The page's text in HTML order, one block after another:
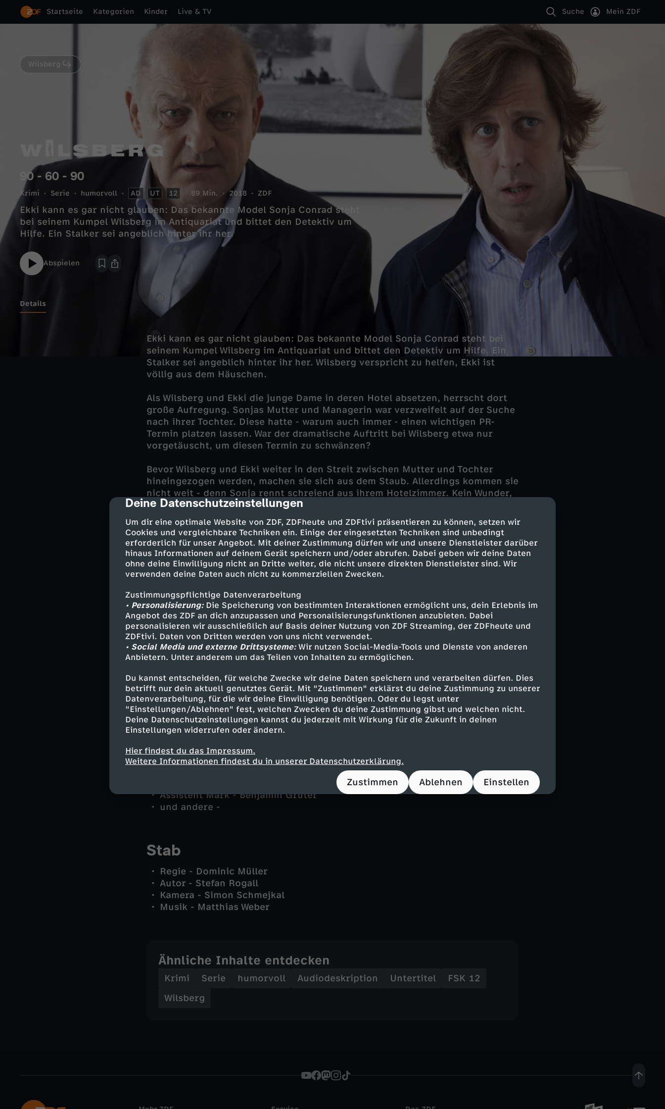
cmp-dialog-description
Deine Datenschutzeinstellungen
Um dir eine optimale Website von ZDF, ZDFheute und ZDFtivi präsentieren zu können, setzen wir
Cookies und vergleichbare Techniken ein. Einige der eingesetzten Techniken sind unbedingt
erforderlich für unser Angebot. Mit deiner Zustimmung dürfen wir und unsere Dienstleister darüber
hinaus Informationen auf deinem Gerät speichern und/oder abrufen. Dabei geben wir deine Daten
ohne deine Einwilligung nicht an Dritte weiter, die nicht unsere direkten Dienstleister sind. Wir
verwenden deine Daten auch nicht zu kommerziellen Zwecken.
Zustimmungspflichtige Datenverarbeitung
• Personalisierung:Die Speicherung von bestimmten Interaktionen ermöglicht uns, dein Erlebnis im
Angebot des ZDF an dich anzupassen und Personalisierungsfunktionen anzubieten. Dabei
personalisieren wir ausschließlich auf Basis deiner Nutzung von ZDF Streaming, der ZDFheute und
ZDFtivi. Daten von Dritten werden von uns nicht verwendet.
• Social Media und externe Drittsysteme:Wir nutzen Social-Media-Tools und Dienste von anderen
Anbietern. Unter anderem um das Teilen von Inhalten zu ermöglichen.
Du kannst entscheiden, für welche Zwecke wir deine Daten speichern und verarbeiten dürfen. Dies
betrifft nur dein aktuell genutztes Gerät. Mit "Zustimmen" erklärst du deine Zustimmung zu unserer
Datenverarbeitung, für die wir deine Einwilligung benötigen. Oder du legst unter
"Einstellungen/Ablehnen" fest, welchen Zwecken du deine Zustimmung gibst und welchen nicht.
Deine Datenschutzeinstellungen kannst du jederzeit mit Wirkung für die Zukunft in deinen
Einstellungen widerrufen oder ändern.
Hier findest du das Impressum.
Weitere Informationen findest du in unserer Datenschutzerklärung.
Zustimmen Ablehnen Einstellen
Startseite Kategorien Kinder Live & TV Suche Mein ZDF
Wilsberg
90 - 60 - 90
Krimi Serie humorvoll AD UT 12 89 Min. 2018 ZDF
Ekki kann es gar nicht glauben: Das bekannte Model Sonja Conrad steht
bei seinem Kumpel Wilsberg im Antiquariat und bittet den Detektiv um
Hilfe. Ein Stalker sei angeblich hinter ihr her.
Abspielen
Details
Ekki kann es gar nicht glauben: Das bekannte Model Sonja Conrad steht bei
seinem Kumpel Wilsberg im Antiquariat und bittet den Detektiv um Hilfe. Ein
Stalker sei angeblich hinter ihr her. Wilsberg verspricht zu helfen, Ekki ist
völlig aus dem Häuschen.
Als Wilsberg und Ekki die junge Dame in deren Hotel absetzen, herrscht dort
große Aufregung. Sonjas Mutter und Managerin war verzweifelt auf der Suche
nach ihrer Tochter. Diese hatte - warum auch immer - einen wichtigen PR-
Termin platzen lassen. War der dramatische Auftritt bei Wilsberg etwa nur
vorgetäuscht, um diesen Termin zu schwänzen?
Bevor Wilsberg und Ekki weiter in den Streit zwischen Mutter und Tochter
hineingezogen werden, machen sie sich aus dem Staub. Allerdings kommen sie
nicht weit - denn Sonja rennt schreiend aus ihrem Hotelzimmer. Kein Wunder,
denn in dem Hotelbett liegt ein Frauenkörper, übersät mit blutroten Rosen.
Zwar handelt es sich nur um eine Puppe, doch für Wilsberg Grund genug,
Sonja zu glauben.
Auch Ekki engagiert sich heftig bei der Frau mit den Traummaßen. Bis es
tatsächliche eine Leiche gibt: Sonjas Assistent wird tot aufgefunden. Wilsberg
und Ekki bringen Sonja zu ihrer Mutter in ihr Hotel zurück. Kurz bevor sie
liegt eine Frauenpuppe, übersät mit blutroten Rosen. Kurz darauf wird ihr
Assistent ermordet aufgefunden.
Besetzung
Georg Wilsberg - Leonard Lansink
Ekkehardt Talkötter - Oliver Korittke
Alex Holtkamp - Ina Paule Klink
Kommissarin Anna Springer - Rita Russek
Overbeck - Roland Jankowsky
Britta Conrad - Karoline Eichhorn
Sonja Conrad - Jasmin Lord
Rolf Blank - Oliver Wnuk
Assistent Mark - Benjamin Grüter
und andere -
Stab
Regie - Dominic Müller
Autor - Stefan Rogall
Kamera - Simon Schmejkal
Musik - Matthias Weber
Ähnliche Inhalte entdecken
Krimi Serie humorvoll Audiodeskription Untertitel
FSK 12
Wilsberg